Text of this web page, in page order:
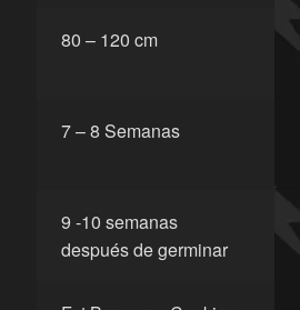
80 – 120 cm
7 – 8 Semanas
9 -10 semanas
después de germinar